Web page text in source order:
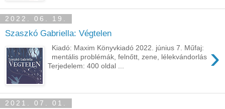
2022. 06. 19.
Szaszkó Gabriella: Végtelen
›
Kiadó: Maxim Könyvkiadó 2022. június 7. Műfaj:
mentális problémák, felnőtt, zene, lélekvándorlás
Terjedelem: 400 oldal ...
2021. 07. 01.